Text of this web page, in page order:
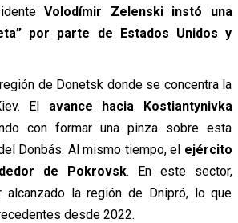
Volodímir Zelenski instó una
por parte de Estados Unidos y
de Donetsk donde se concentra la
El avance hacia Kostiantynivka
con formar una pinza sobre esta
Donbás. Al mismo tiempo, el ejército
de Pokrovsk. En este sector,
alcanzado la región de Dnipró, lo que
desde 2022.